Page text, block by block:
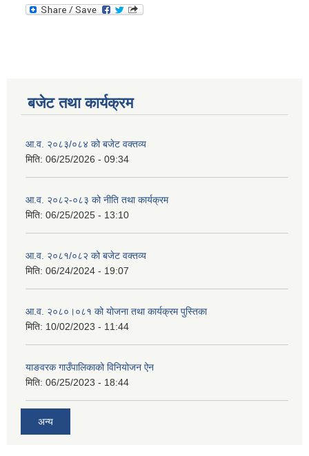
बजेट तथा कार्यक्रम
आ.व. २०८३/०८४ को बजेट वक्तव्य
मिति: 06/25/2026 - 09:34
आ.व. २०८२-०८३ को नीति तथा कार्यक्रम
मिति: 06/25/2025 - 13:10
आ.व. २०८१/०८२ को बजेट वक्तव्य
मिति: 06/24/2024 - 19:07
आ.व. २०८०।०८१ को योजना तथा कार्यक्रम पुस्तिका
मिति: 10/02/2023 - 11:44
याङवरक गाउँपालिकाको विनियोजन ऐन
मिति: 06/25/2023 - 18:44
अन्य